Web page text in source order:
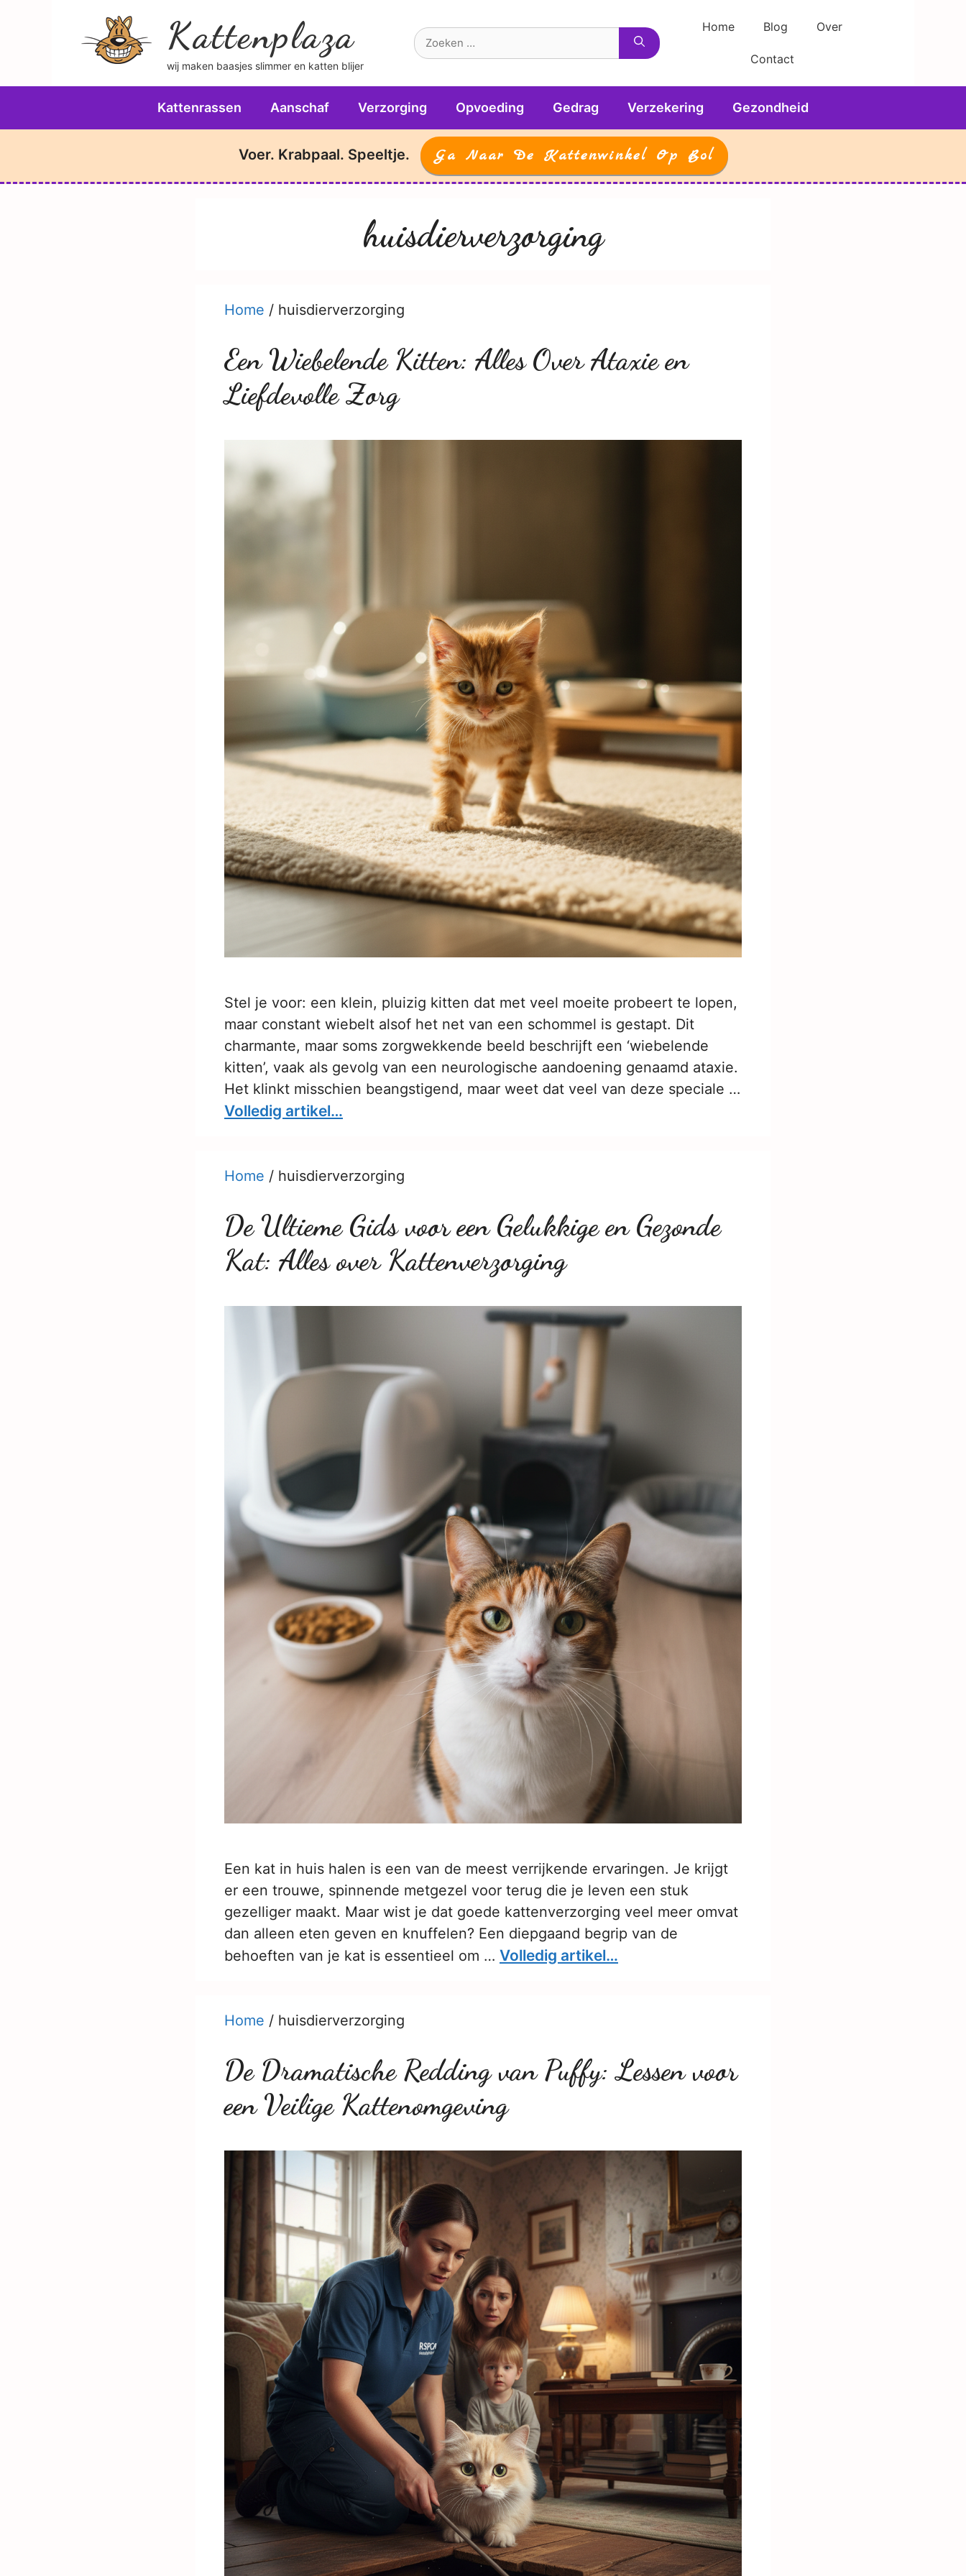
Kattenplaza
wij maken baasjes slimmer en katten blijer
Home Blog Over
Contact
Kattenrassen Aanschaf Verzorging Opvoeding Gedrag Verzekering Gezondheid
Voer. Krabpaal. Speeltje. Ga Naar De Kattenwinkel Op Bol
huisdierverzorging
Home / huisdierverzorging
Een Wiebelende Kitten: Alles Over Ataxie en
Liefdevolle Zorg
Stel je voor: een klein, pluizig kitten dat met veel moeite probeert te lopen,
maar constant wiebelt alsof het net van een schommel is gestapt. Dit
charmante, maar soms zorgwekkende beeld beschrijft een ‘wiebelende
kitten’, vaak als gevolg van een neurologische aandoening genaamd ataxie.
Het klinkt misschien beangstigend, maar weet dat veel van deze speciale …
Volledig artikel…
Home / huisdierverzorging
De Ultieme Gids voor een Gelukkige en Gezonde
Kat: Alles over Kattenverzorging
Een kat in huis halen is een van de meest verrijkende ervaringen. Je krijgt
er een trouwe, spinnende metgezel voor terug die je leven een stuk
gezelliger maakt. Maar wist je dat goede kattenverzorging veel meer omvat
dan alleen eten geven en knuffelen? Een diepgaand begrip van de
behoeften van je kat is essentieel om … Volledig artikel…
Home / huisdierverzorging
De Dramatische Redding van Puffy: Lessen voor
een Veilige Kattenomgeving